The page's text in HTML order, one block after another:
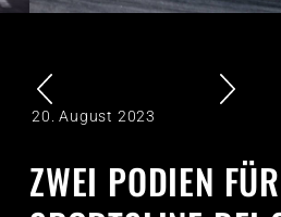
20. August 2023
ZWEI PODIEN